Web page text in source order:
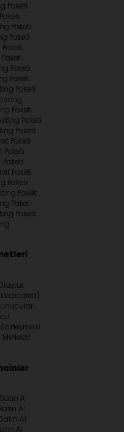
Paketi
Paketi
Paketi
Paketi
Paketi
Paketi
Paketi
Paketi
Paketi
Paketi
Paketi
Paketi
Paketi
Paketi
Paketi
Paketi
Al
Al
Al
Al